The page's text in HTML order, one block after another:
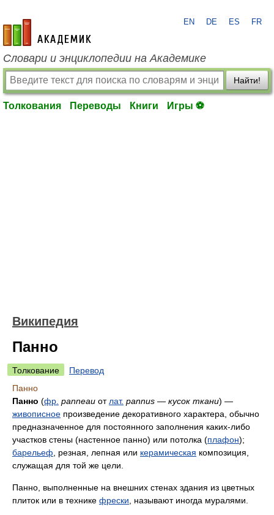
academic.ru
EN DE ES FR
Словари и энциклопедии на Академике
Найти!
Толкования Переводы Книги Игры ⚽
Википедия
Панно
Толкование
Перевод
Панно
Панно (фр. panneau от лат. pannus — кусок ткани) —
живописное произведение декоративного характера, обычно
предназначенное для постоянного заполнения каких-либо
участков стены (настенное панно) или потолка (плафон);
барельеф , резная, лепная или керамическая композиция,
служащая для той же цели.
Панно, выполненные на внешних стенах здания из цветных
плиток или в технике фрески , называют иногда муралями.